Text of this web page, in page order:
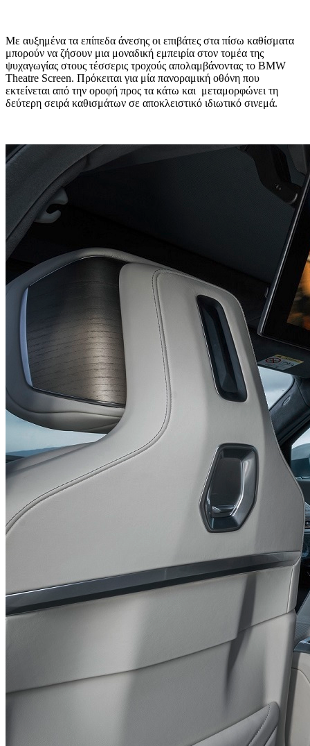
Με αυξημένα τα επίπεδα άνεσης οι επιβάτες στα πίσω καθίσματα
μπορούν να ζήσουν μια μοναδική εμπειρία στον τομέα της
ψυχαγωγίας στους τέσσερις τροχούς απολαμβάνοντας το BMW
Theatre Screen. Πρόκειται για μία πανοραμική οθόνη που
εκτείνεται από την οροφή προς τα κάτω και μεταμορφώνει τη
δεύτερη σειρά καθισμάτων σε αποκλειστικό ιδιωτικό σινεμά.